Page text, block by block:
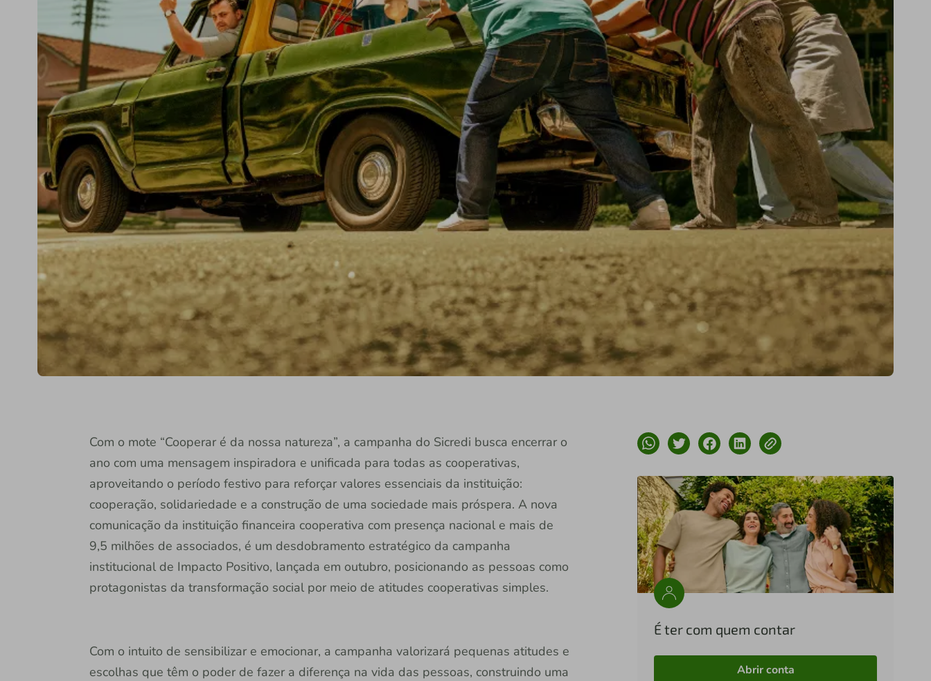
Com o mote “Cooperar é da nossa natureza”, a campanha do Sicredi busca encerrar o
ano com uma mensagem inspiradora e unificada para todas as cooperativas,
aproveitando o período festivo para reforçar valores essenciais da instituição:
cooperação, solidariedade e a construção de uma sociedade mais próspera. A nova
comunicação da instituição financeira cooperativa com presença nacional e mais de
9,5 milhões de associados, é um desdobramento estratégico da campanha
institucional de Impacto Positivo, lançada em outubro, posicionando as pessoas como
protagonistas da transformação social por meio de atitudes cooperativas simples.
Com o intuito de sensibilizar e emocionar, a campanha valorizará pequenas atitudes e
escolhas que têm o poder de fazer a diferença na vida das pessoas, construindo uma
É ter com quem contar
Abrir conta